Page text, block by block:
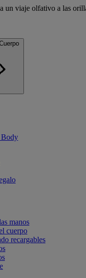
un viaje olfativo a las
manos
cuerpo
recargables